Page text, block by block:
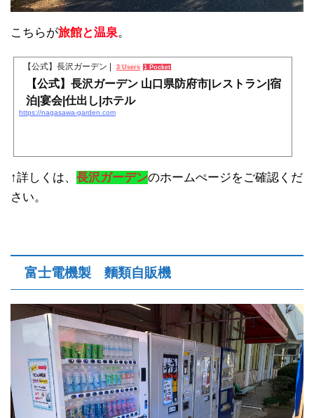
こちらが旅館と温泉。
【公式】長沢ガーデン | 3 Users 1 Pocket
【公式】長沢ガーデン 山口県防府市|レストラン|宿
泊|宴会|仕出し|ホテル
https://nagasawa-garden.com
↑詳しくは、 長沢ガーデンのホームぺージをご確認くだ
さい。
富士電機製 麵類自販機